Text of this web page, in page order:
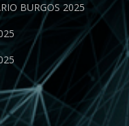
BURGOS 2025